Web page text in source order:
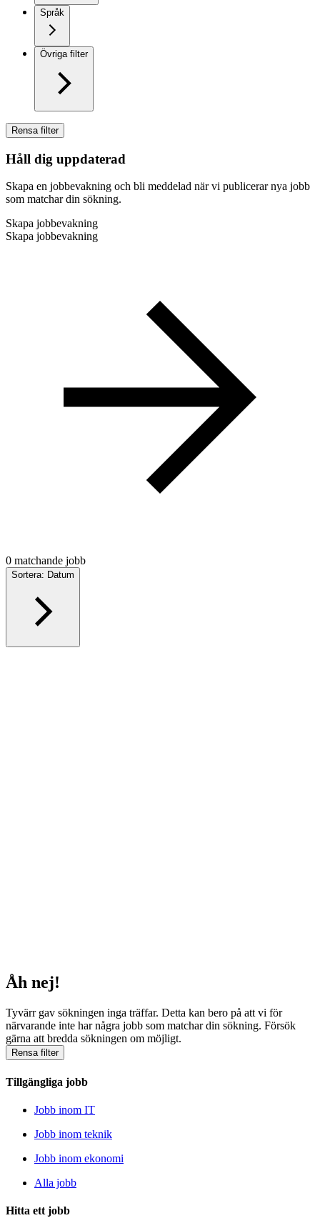
Språk
Övriga filter
Rensa filter
Håll dig uppdaterad
Skapa en jobbevakning och bli meddelad när vi publicerar nya jobb
som matchar din sökning.
Skapa jobbevakning
Skapa jobbevakning
0 matchande jobb
Sortera: Datum
Åh nej!
Tyvärr gav sökningen inga träffar. Detta kan bero på att vi för
närvarande inte har några jobb som matchar din sökning. Försök
gärna att bredda sökningen om möjligt.
Rensa filter
Tillgängliga jobb
Jobb inom IT
Jobb inom teknik
Jobb inom ekonomi
Alla jobb
Hitta ett jobb